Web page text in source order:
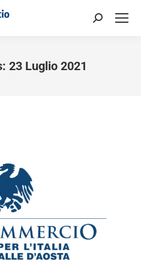
23 Luglio 2021